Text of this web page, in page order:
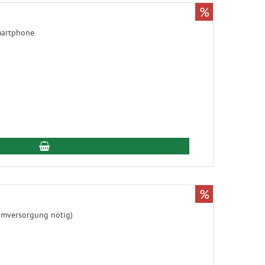
In den Warenkorb
%
%